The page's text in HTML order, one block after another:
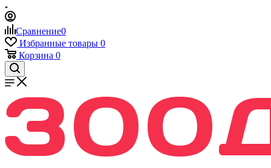
Сравнение0
Избранные товары 0
Корзина 0